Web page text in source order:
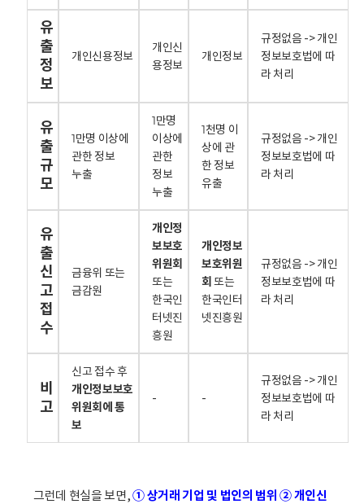
유
출
정
보
개인신용정보
개인신
용정보
개인정보
규정없음 -> 개인
정보보호법에 따
라 처리
유
출
규
모
1만명 이상에
관한 정보
누출
1만명
이상에
관한
정보
누출
1천명 이
상에 관
한 정보
유출
규정없음 -> 개인
정보보호법에 따
라 처리
유
출
신
고
접
수
금융위 또는
금감원
개인정
보보호
위원회
또는
한국인
터넷진
흥원
개인정보
보호위원
회 또는
한국인터
넷진흥원
규정없음 -> 개인
정보보호법에 따
라 처리
비
고
신고 접수 후
개인정보보호
위원회에 통
보
- -
규정없음 -> 개인
정보보호법에 따
라 처리
그런데 현실을 보면,①상거래 기업 및 법인의 범위 ② 개인신